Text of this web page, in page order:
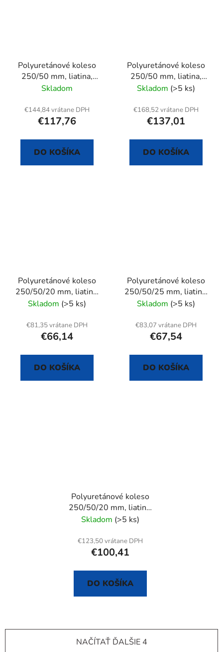
Polyuretánové koleso
250/50 mm, liatina,
otočná vidlica s doskou
Skladom
€144,84 vrátane DPH
€117,76
DO KOŠÍKA
Polyuretánové koleso
250/50 mm, liatina,
otočná vidlica s
Skladom (>5 ks)
€168,52 vrátane DPH
€137,01
DO KOŠÍKA
Polyuretánové koleso
250/50/20 mm, liatina,
samostatné
Skladom (>5 ks)
€81,35 vrátane DPH
€66,14
DO KOŠÍKA
Polyuretánové koleso
250/50/25 mm, liatina,
samostatné
Skladom (>5 ks)
€83,07 vrátane DPH
€67,54
DO KOŠÍKA
Polyuretánové koleso
250/50/20 mm, liatina,
samostatné
Skladom (>5 ks)
€123,50 vrátane DPH
€100,41
DO KOŠÍKA
NAČÍTAŤ ĎALŠIE 4